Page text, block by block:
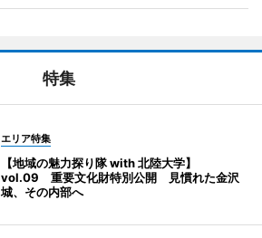
特集
エリア特集
【地域の魅力探り隊 with 北陸大学】
vol.09 重要文化財特別公開 見慣れた金沢
城、その内部へ